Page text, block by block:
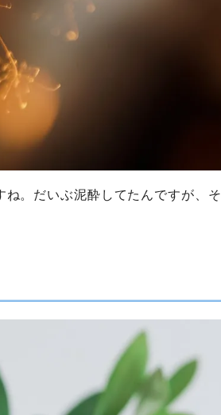
。だいぶ泥酔してたんですが、そ